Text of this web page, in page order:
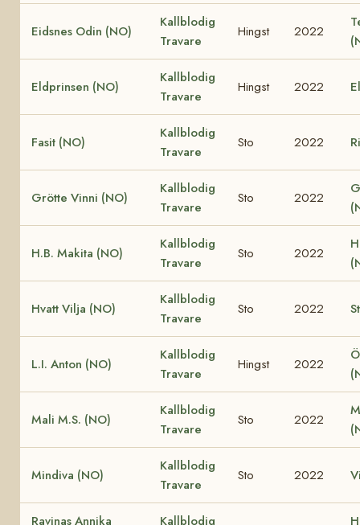
Eidsnes Odin (NO)
Kallblodig
Travare
Hingst 2022
Eldprinsen (NO)
Kallblodig
Travare
Hingst 2022
Fasit (NO)
Kallblodig
Travare
Sto 2022
Grötte Vinni (NO)
Kallblodig
Travare
Sto 2022
H.B. Makita (NO)
Kallblodig
Travare
Sto 2022
Hvatt Vilja (NO)
Kallblodig
Travare
Sto 2022
L.I. Anton (NO)
Kallblodig
Travare
Hingst 2022
Mali M.S. (NO)
Kallblodig
Travare
Sto 2022
Mindiva (NO)
Kallblodig
Travare
Sto 2022
Ravinas Annika
Kallblodig